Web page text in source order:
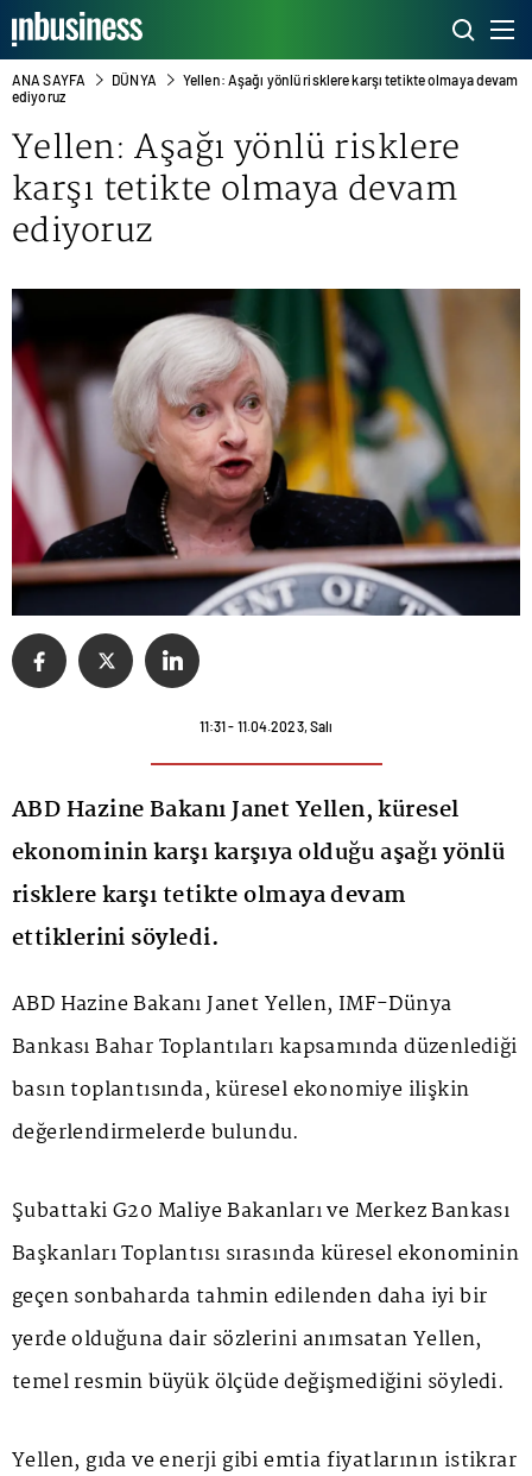
ANA SAYFA DÜNYA
Yellen: Aşağı yönlü risklere karşı tetikte olmaya devam
ediyoruz
Yellen: Aşağı yönlü risklere
karşı tetikte olmaya devam
ediyoruz
11:31 - 11.04.2023, Salı
ABD Hazine Bakanı Janet Yellen, küresel
ekonominin karşı karşıya olduğu aşağı yönlü
risklere karşı tetikte olmaya devam
ettiklerini söyledi.
ABD Hazine Bakanı Janet Yellen, IMF-Dünya
Bankası Bahar Toplantıları kapsamında düzenlediği
basın toplantısında, küresel ekonomiye ilişkin
değerlendirmelerde bulundu.
Şubattaki G20 Maliye Bakanları ve Merkez Bankası
Başkanları Toplantısı sırasında küresel ekonominin
geçen sonbaharda tahmin edilenden daha iyi bir
yerde olduğuna dair sözlerini anımsatan Yellen,
temel resmin büyük ölçüde değişmediğini söyledi.
Yellen, gıda ve enerji gibi emtia fiyatlarının istikrar